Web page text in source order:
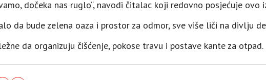
dočeka nas ruglo“, navodi čitalac koji redovno posjećuje ovo
da bude zelena oaza i prostor za odmor, sve više liči na divlju
da organizuju čišćenje, pokose travu i postave kante za otpad.